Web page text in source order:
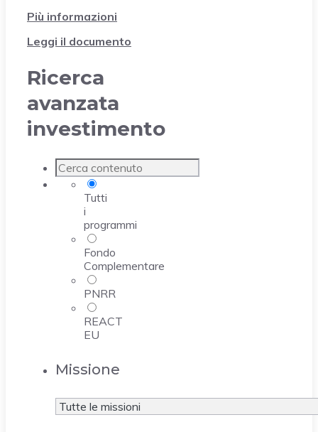
Più informazioni
Leggi il documento
Ricerca
avanzata
investimento
Tutti
i
programmi
Fondo
Complementare
PNRR
REACT
EU
Missione